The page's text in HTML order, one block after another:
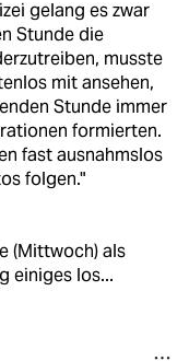
gelang es zwar
Stunde die
musste
mit ansehen,
Stunde immer
formierten.
fast ausnahmslos
folgen."
(Mittwoch) als
einiges los...